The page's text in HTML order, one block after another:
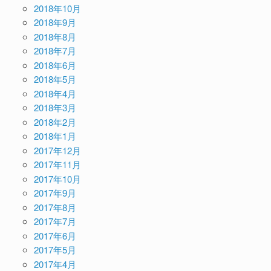
2018年10月
2018年9月
2018年8月
2018年7月
2018年6月
2018年5月
2018年4月
2018年3月
2018年2月
2018年1月
2017年12月
2017年11月
2017年10月
2017年9月
2017年8月
2017年7月
2017年6月
2017年5月
2017年4月